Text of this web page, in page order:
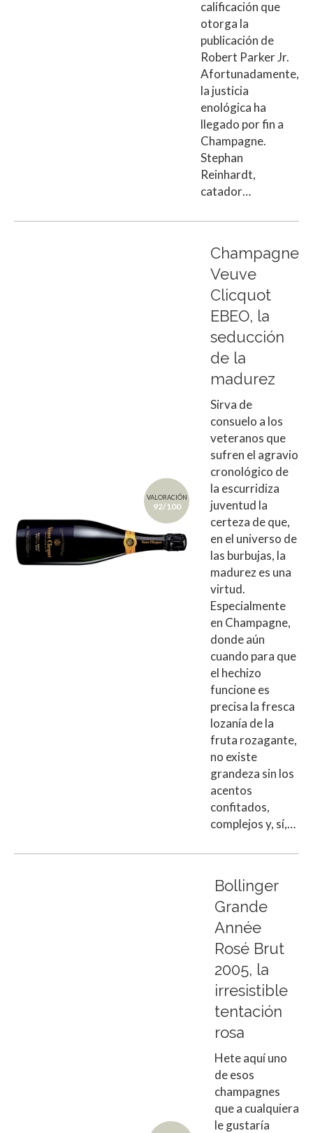
calificación que
otorga la
publicación de
Robert Parker Jr.
Afortunadamente,
la justicia
enológica ha
llegado por fin a
Champagne.
Stephan
Reinhardt,
catador…
VALORACIÓN
92/100
Champagne
Veuve
Clicquot
EBEO, la
seducción
de la
madurez
Sirva de
consuelo a los
veteranos que
sufren el agravio
cronológico de
la escurridiza
juventud la
certeza de que,
en el universo de
las burbujas, la
madurez es una
virtud.
Especialmente
en Champagne,
donde aún
cuando para que
el hechizo
funcione es
precisa la fresca
lozanía de la
fruta rozagante,
no existe
grandeza sin los
acentos
confitados,
complejos y, sí,…
Bollinger
Grande
Année
Rosé Brut
2005, la
irresistible
tentación
rosa
Hete aquí uno
de esos
champagnes
que a cualquiera
le gustaría